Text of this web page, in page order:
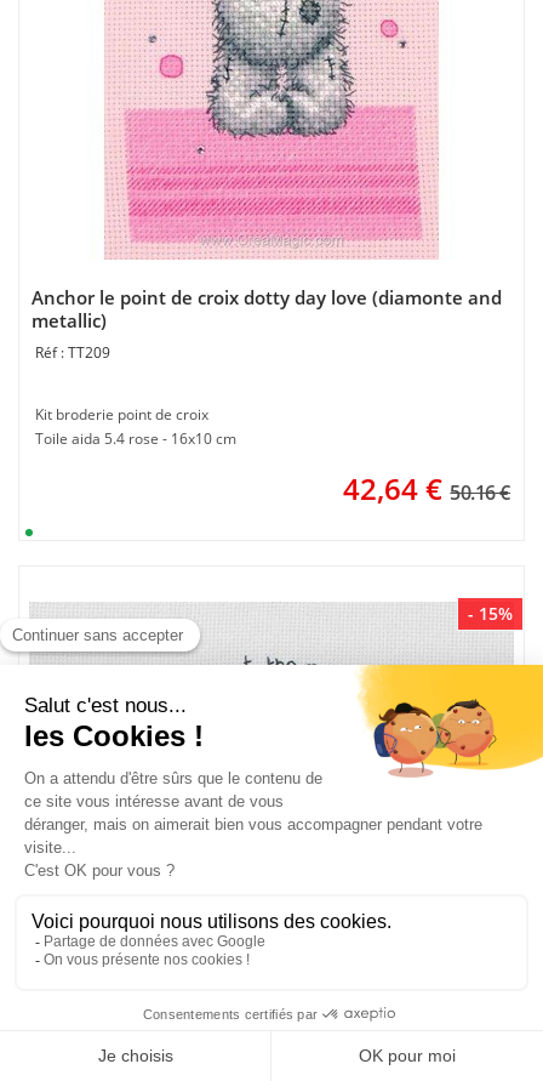
Anchor le point de croix dotty day love (diamonte and
metallic)
TT209
Kit broderie point de croix
Toile aida 5.4 rose - 16x10 cm
42,64€ 50.16 €
- 15%